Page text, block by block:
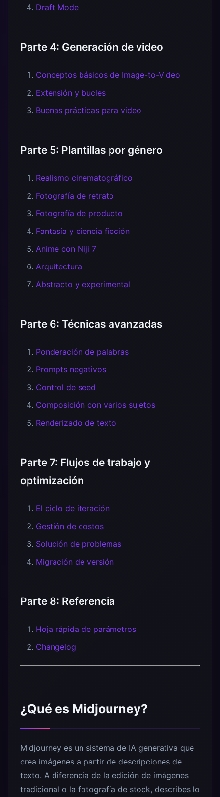
Draft Mode
Parte 4: Generación de video
Conceptos básicos de Image-to-Video
Extensión y bucles
Buenas prácticas para video
Parte 5: Plantillas por género
Realismo cinematográfico
Fotografía de retrato
Fotografía de producto
Fantasía y ciencia ficción
Anime con Niji 7
Arquitectura
Abstracto y experimental
Parte 6: Técnicas avanzadas
Ponderación de palabras
Prompts negativos
Control de seed
Composición con varios sujetos
Renderizado de texto
Parte 7: Flujos de trabajo y
optimización
El ciclo de iteración
Gestión de costos
Solución de problemas
Migración de versión
Parte 8: Referencia
Hoja rápida de parámetros
Changelog
¿Qué es Midjourney?
Midjourney es un sistema de IA generativa que
crea imágenes a partir de descripciones de
texto. A diferencia de la edición de imágenes
tradicional o la fotografía de stock, describes lo